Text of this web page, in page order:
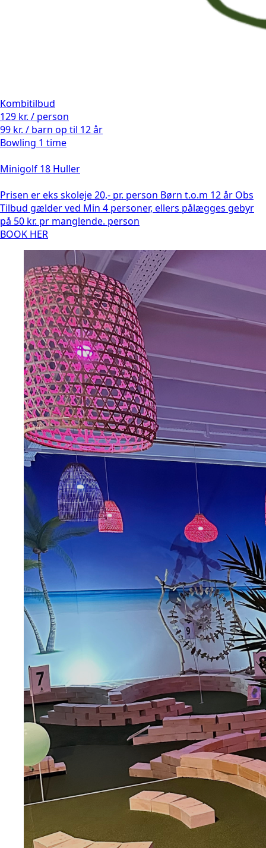
Kombitilbud
129 kr. / person
99 kr. / barn op til 12 år
Bowling 1 time
Minigolf 18 Huller
Prisen er eks skoleje 20,- pr. person Børn t.o.m 12 år Obs
Tilbud gælder ved Min 4 personer, ellers pålægges gebyr
på 50 kr. pr manglende. person
BOOK HER